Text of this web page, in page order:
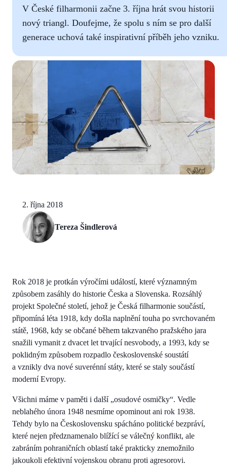
V České filharmonii začne 3. října hrát svou historii
nový triangl. Doufejme, že spolu s ním se pro další
generace uchová také inspirativní příběh jeho vzniku.
2. října 2018
Tereza Šindlerová
Rok 2018 je protkán výročími událostí, které významným
způsobem zasáhly do historie Česka a Slovenska. Rozsáhlý
projekt Společné století, jehož je Česká filharmonie součástí,
připomíná léta 1918, kdy došla naplnění touha po svrchovaném
státě, 1968, kdy se občané během takzvaného pražského jara
snažili vymanit z dvacet let trvající nesvobody, a 1993, kdy se
poklidným způsobem rozpadlo československé soustátí
a vznikly dva nové suverénní státy, které se staly součástí
moderní Evropy.
Všichni máme v paměti i další „osudové osmičky“. Vedle
neblahého února 1948 nesmíme opominout ani rok 1938.
Tehdy bylo na Československu spácháno politické bezpráví,
které nejen předznamenalo blížící se válečný konflikt, ale
zabráním pohraničních oblastí také prakticky znemožnilo
jakoukoli efektivní vojenskou obranu proti agresorovi.